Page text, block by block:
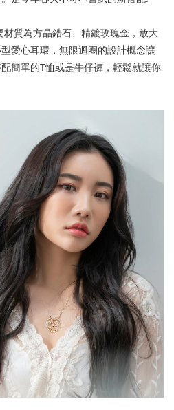
材質為方晶鋯石、精鍍玫瑰金，放大
愛心耳環，無限迴圈的設計概念讓
簡單的T恤或是牛仔褲，輕鬆就讓你